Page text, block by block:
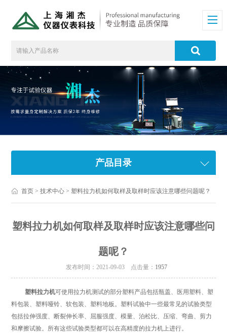
产品目录
首页 >技术中心 > 塑料拉力机如何取样及取样时应该注意哪些问题呢？
塑料拉力机如何取样及取样时应该注意哪些问
题呢？
发布时间：2021-09-03 点击量： 1957
塑料拉力机可使用拉力机测试的部分塑料产品包括瓶盖、医用塑料、塑
料包装、塑料哑铃、软包装、塑料地板。塑料试验中一些最常见的试验类型
包括拉伸强度、断裂伸长率、屈服强度、模量、泊松比、压缩、弯曲、剪力
和摩擦试验。所有这些试验类型都可以在高精度的拉力机上进行。